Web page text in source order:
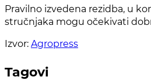
Pravilno izvedena rezidba, u
stručnjaka mogu očekivati
Izvor: Agropress
Tagovi